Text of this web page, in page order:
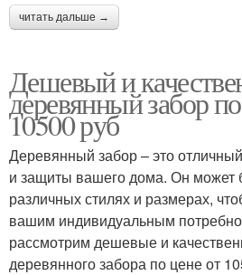
читать дальше →
Дешевый и
деревянный забор
10500 руб
Деревянный забор – это
и защиты вашего дома. Он может
различных стилях и размерах,
вашим индивидуальным
рассмотрим дешевые и
деревянного забора по цене от